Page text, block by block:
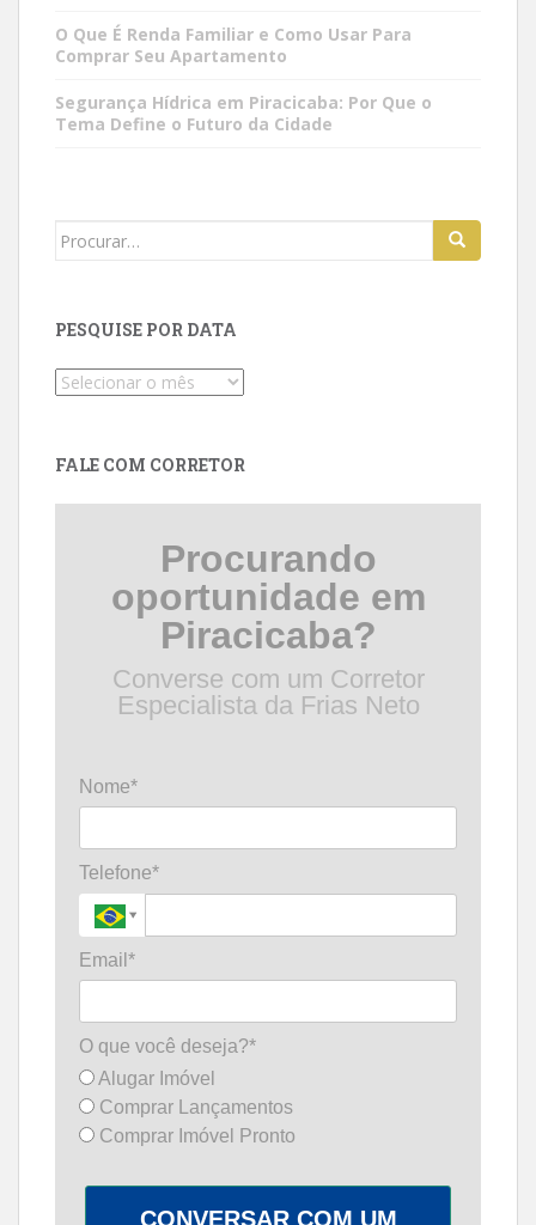
O Que É Renda Familiar e Como Usar Para
Comprar Seu Apartamento
Segurança Hídrica em Piracicaba: Por Que o
Tema Define o Futuro da Cidade
Search
PESQUISE POR DATA
Pesquise
FALE COM CORRETOR
Procurando
oportunidade em
Piracicaba?
Converse com um Corretor
Especialista da Frias Neto
Nome*
Telefone*
Email*
O que você deseja?*
Alugar Imóvel
Comprar Lançamentos
Comprar Imóvel Pronto
CONVERSAR COM UM